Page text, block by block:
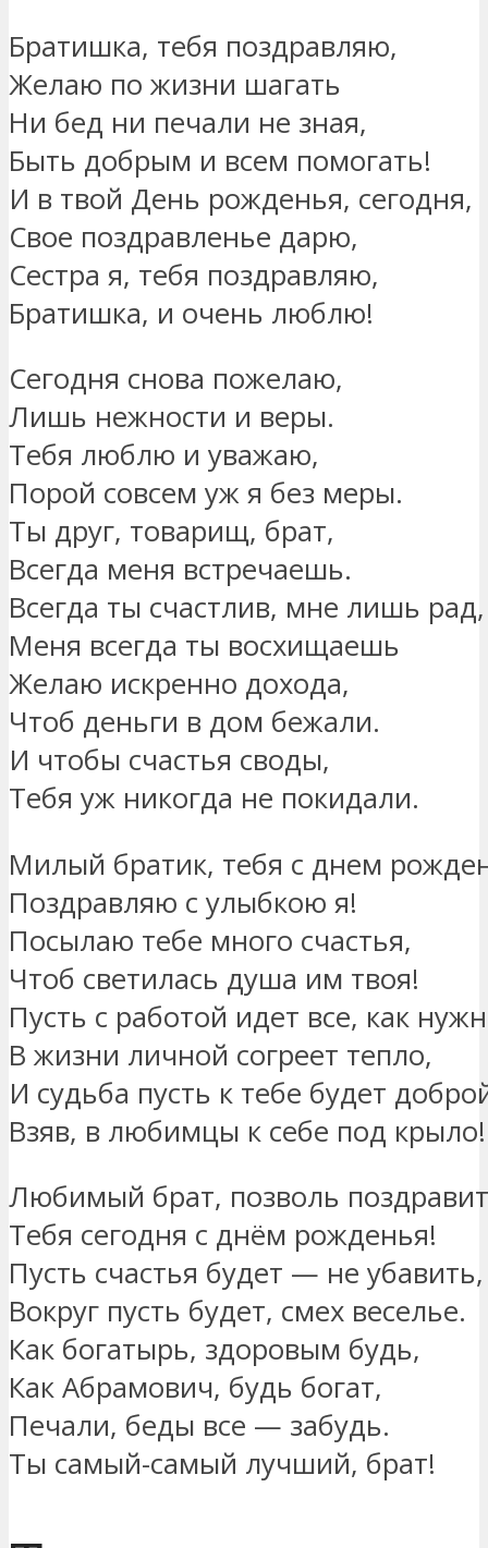
Братишка, тебя поздравляю,
Желаю по жизни шагать
Ни бед ни печали не зная,
Быть добрым и всем помогать!
И в твой День рожденья, сегодня,
Свое поздравленье дарю,
Сестра я, тебя поздравляю,
Братишка, и очень люблю!
Сегодня снова пожелаю,
Лишь нежности и веры.
Тебя люблю и уважаю,
Порой совсем уж я без меры.
Ты друг, товарищ, брат,
Всегда меня встречаешь.
Всегда ты счастлив, мне лишь рад,
Меня всегда ты восхищаешь
Желаю искренно дохода,
Чтоб деньги в дом бежали.
И чтобы счастья своды,
Тебя уж никогда не покидали.
Милый братик, тебя с днем
Поздравляю с улыбкою я!
Посылаю тебе много счастья,
Чтоб светилась душа им твоя!
Пусть с работой идет все, как
В жизни личной согреет тепло,
И судьба пусть к тебе будет
Взяв, в любимцы к себе под крыло!
Любимый брат, позволь
Тебя сегодня с днём рожденья!
Пусть счастья будет — не убавить,
Вокруг пусть будет, смех веселье.
Как богатырь, здоровым будь,
Как Абрамович, будь богат,
Печали, беды все — забудь.
Ты самый-самый лучший, брат!